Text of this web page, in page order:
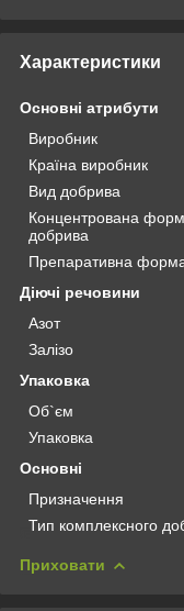
Характеристики
Основні атрибути
Виробник
Країна виробник
Вид добрива
Концентрована
добрива
Препаративна
Діючі речовини
Азот
Залізо
Упаковка
Об`єм
Упаковка
Основні
Призначення
Тип комплексного
Приховати